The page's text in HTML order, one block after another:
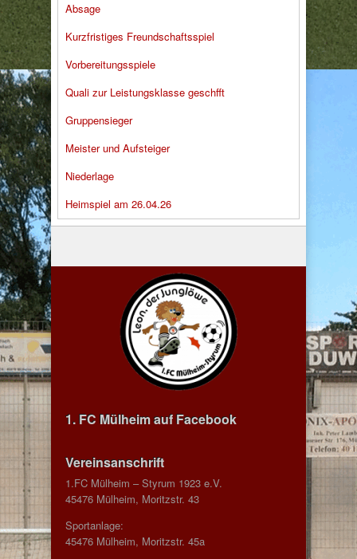
Absage
Kurzfristiges Freundschaftsspiel
Vorbereitungsspiele
Quali zur Leistungsklasse geschfft
Gruppensieger
Meister und Aufsteiger
Niederlage
Heimspiel am 26.04.26
1. FC Mülheim auf Facebook
Vereinsanschrift
1.FC Mülheim – Styrum 1923 e.V.
45476 Mülheim, Moritzstr. 43
Sportanlage:
45476 Mülheim, Moritzstr. 45a